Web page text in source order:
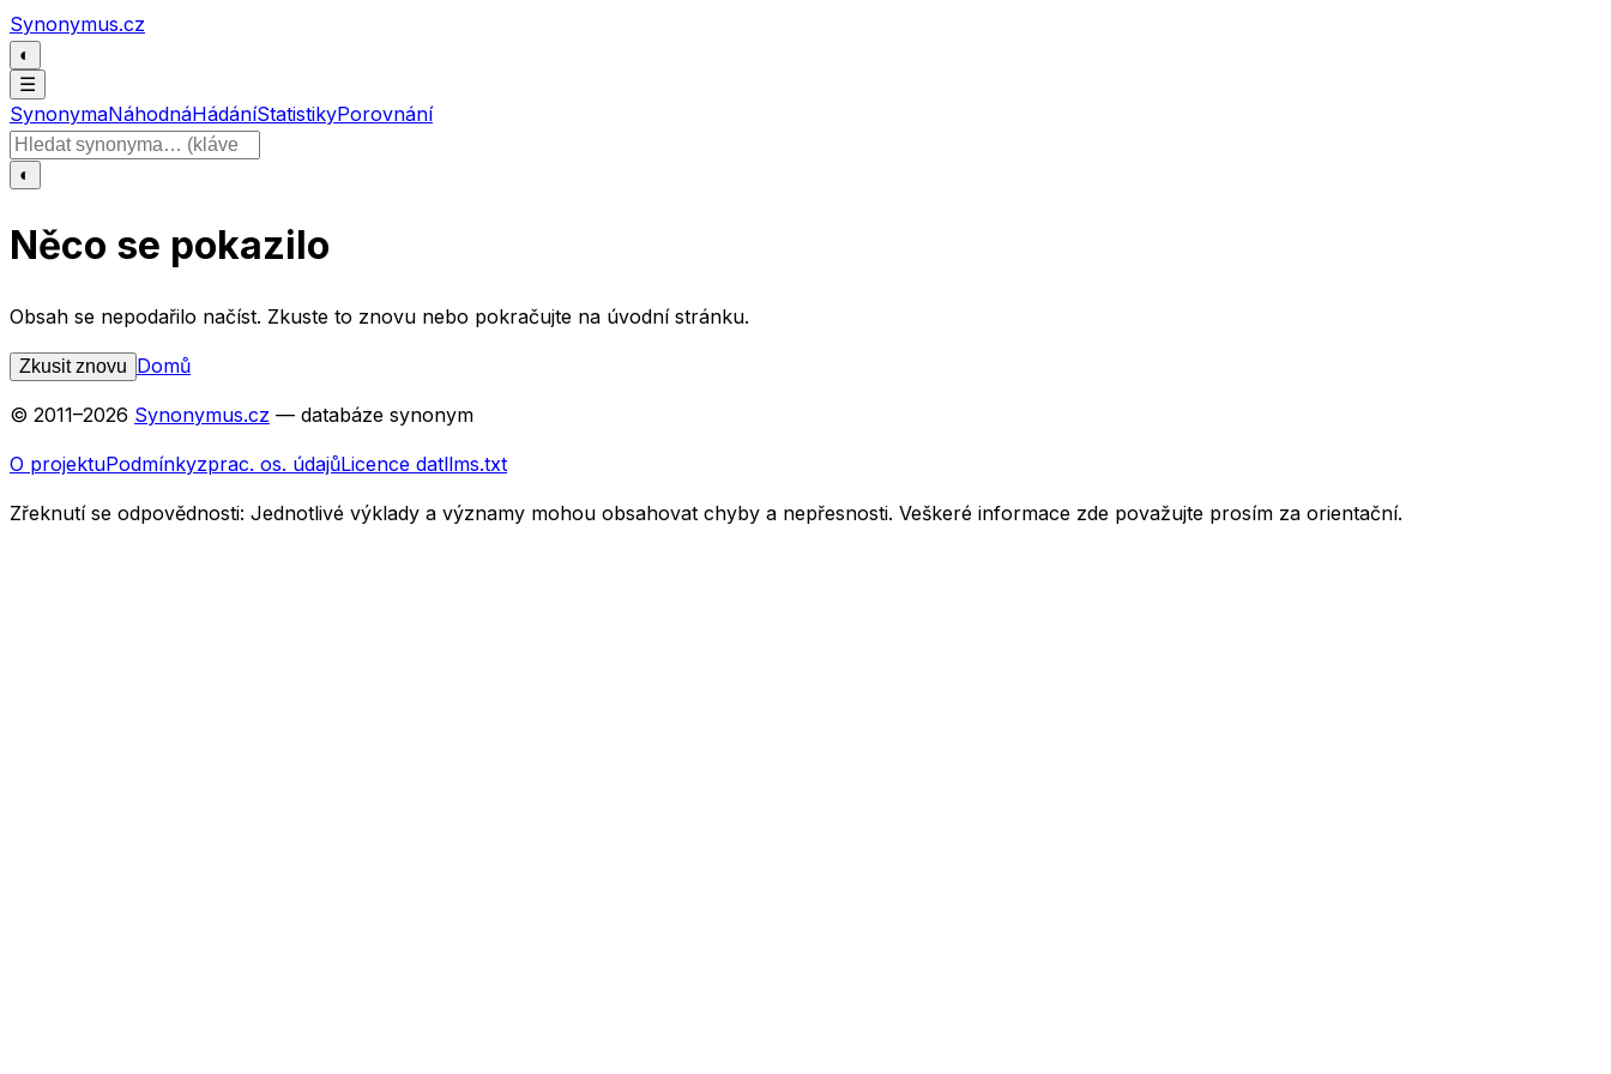
Přeskočit na obsah
Synonymus.cz
◐
☰
SynonymaNáhodnáHádáníStatistikyPorovnání
Hledat slovo
◐
Něco se pokazilo
Obsah se nepodařilo načíst. Zkuste to znovu nebo pokračujte na úvodní stránku.
Zkusit znovu Domů
© 2011–2026 Synonymus.cz — databáze synonym
O projektuPodmínkyzprac. os. údajůLicence datllms.txt
Zřeknutí se odpovědnosti: Jednotlivé výklady a významy mohou obsahovat chyby a nepřesnosti. Veškeré informace zde považujte prosím za orientační.